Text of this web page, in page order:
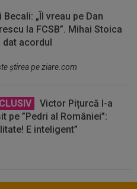
Becali: „Îl vreau pe Dan
la FCSB”. Mihai Stoica
dat acordul
ştirea pe ziare.com
Victor Pițurcă l-a
pe ”Pedri al României”:
E inteligent”